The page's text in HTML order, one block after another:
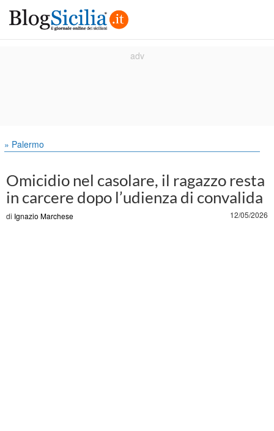
» Palermo
Omicidio nel casolare, il ragazzo resta
in carcere dopo l’udienza di convalida
di Ignazio Marchese 12/05/2026